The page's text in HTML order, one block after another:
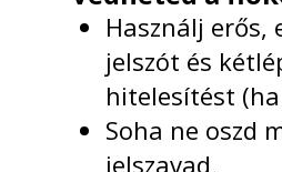
Használj erős,
jelszót és
hitelesítést
Soha ne oszd
jelszavad,